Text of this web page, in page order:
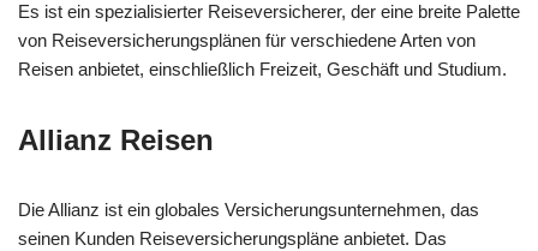
Es ist ein spezialisierter Reiseversicherer, der eine breite Palette
von Reiseversicherungsplänen für verschiedene Arten von
Reisen anbietet, einschließlich Freizeit, Geschäft und Studium.
Allianz Reisen
Die Allianz ist ein globales Versicherungsunternehmen, das
seinen Kunden Reiseversicherungspläne anbietet. Das